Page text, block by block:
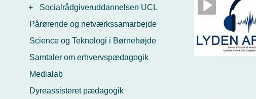
+
Socialrådgiveruddannelsen UCL
Pårørende og netværkssamarbejde
Science og Teknologi i Børnehøjde
Samtaler om erhvervspædagogik
Medialab
Dyreassisteret pædagogik